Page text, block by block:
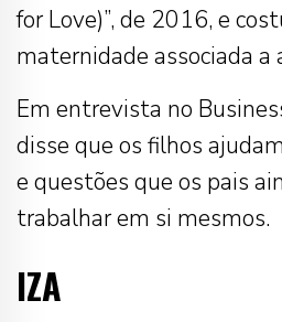
for Love)”, de 2016, e
maternidade associada
Em entrevista no
disse que os filhos
e questões que os pais
trabalhar em si mesmos.
IZA